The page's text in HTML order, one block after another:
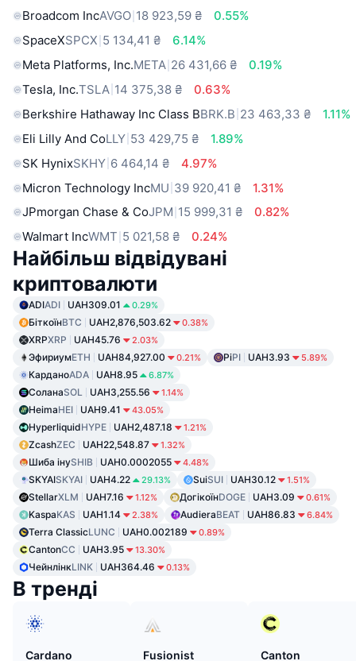
Broadcom IncAVGO 18 923,59 ₴
0.55%
SpaceXSPCX 5 134,41 ₴
6.14%
Meta Platforms, Inc.META 26 431,66 ₴
0.19%
Tesla, Inc.TSLA 14 375,38 ₴
0.63%
Berkshire Hathaway Inc Class BBRK.B 23 463,33 ₴
1.11%
Eli Lilly And CoLLY 53 429,75 ₴
1.89%
SK HynixSKHY 6 464,14 ₴
4.97%
Micron Technology IncMU 39 920,41 ₴
1.31%
JPmorgan Chase & CoJPM 15 999,31 ₴
0.82%
Walmart IncWMT 5 021,58 ₴ 0.24%
Найбільш відвідувані
криптовалюти
ADIADI UAH309.01 0.29%
БіткоїнBTC UAH2,876,503.62 0.38%
XRPXRP UAH45.76 2.03%
ЭфириумETH UAH84,927.00 0.21% PiPI UAH3.93 5.89%
КарданоADA UAH8.95 6.87%
СоланаSOL UAH3,255.56 1.14%
HeimaHEI UAH9.41 43.05%
HyperliquidHYPE UAH2,487.18 1.21%
ZcashZEC UAH22,548.87 1.32%
Шиба інуSHIB UAH0.0002055 4.48%
SKYAISKYAI UAH4.22 29.13% SuiSUI UAH30.12 1.51%
StellarXLM UAH7.16 1.12% ДогікоїнDOGE UAH3.09 0.61%
KaspaKAS UAH1.14 2.38% AudieraBEAT UAH86.83 6.84%
Terra ClassicLUNC UAH0.002189 0.89%
CantonCC UAH3.95 13.30%
ЧейнлінкLINK UAH364.46 0.13%
В тренді
Cardano
Fusionist
Canton